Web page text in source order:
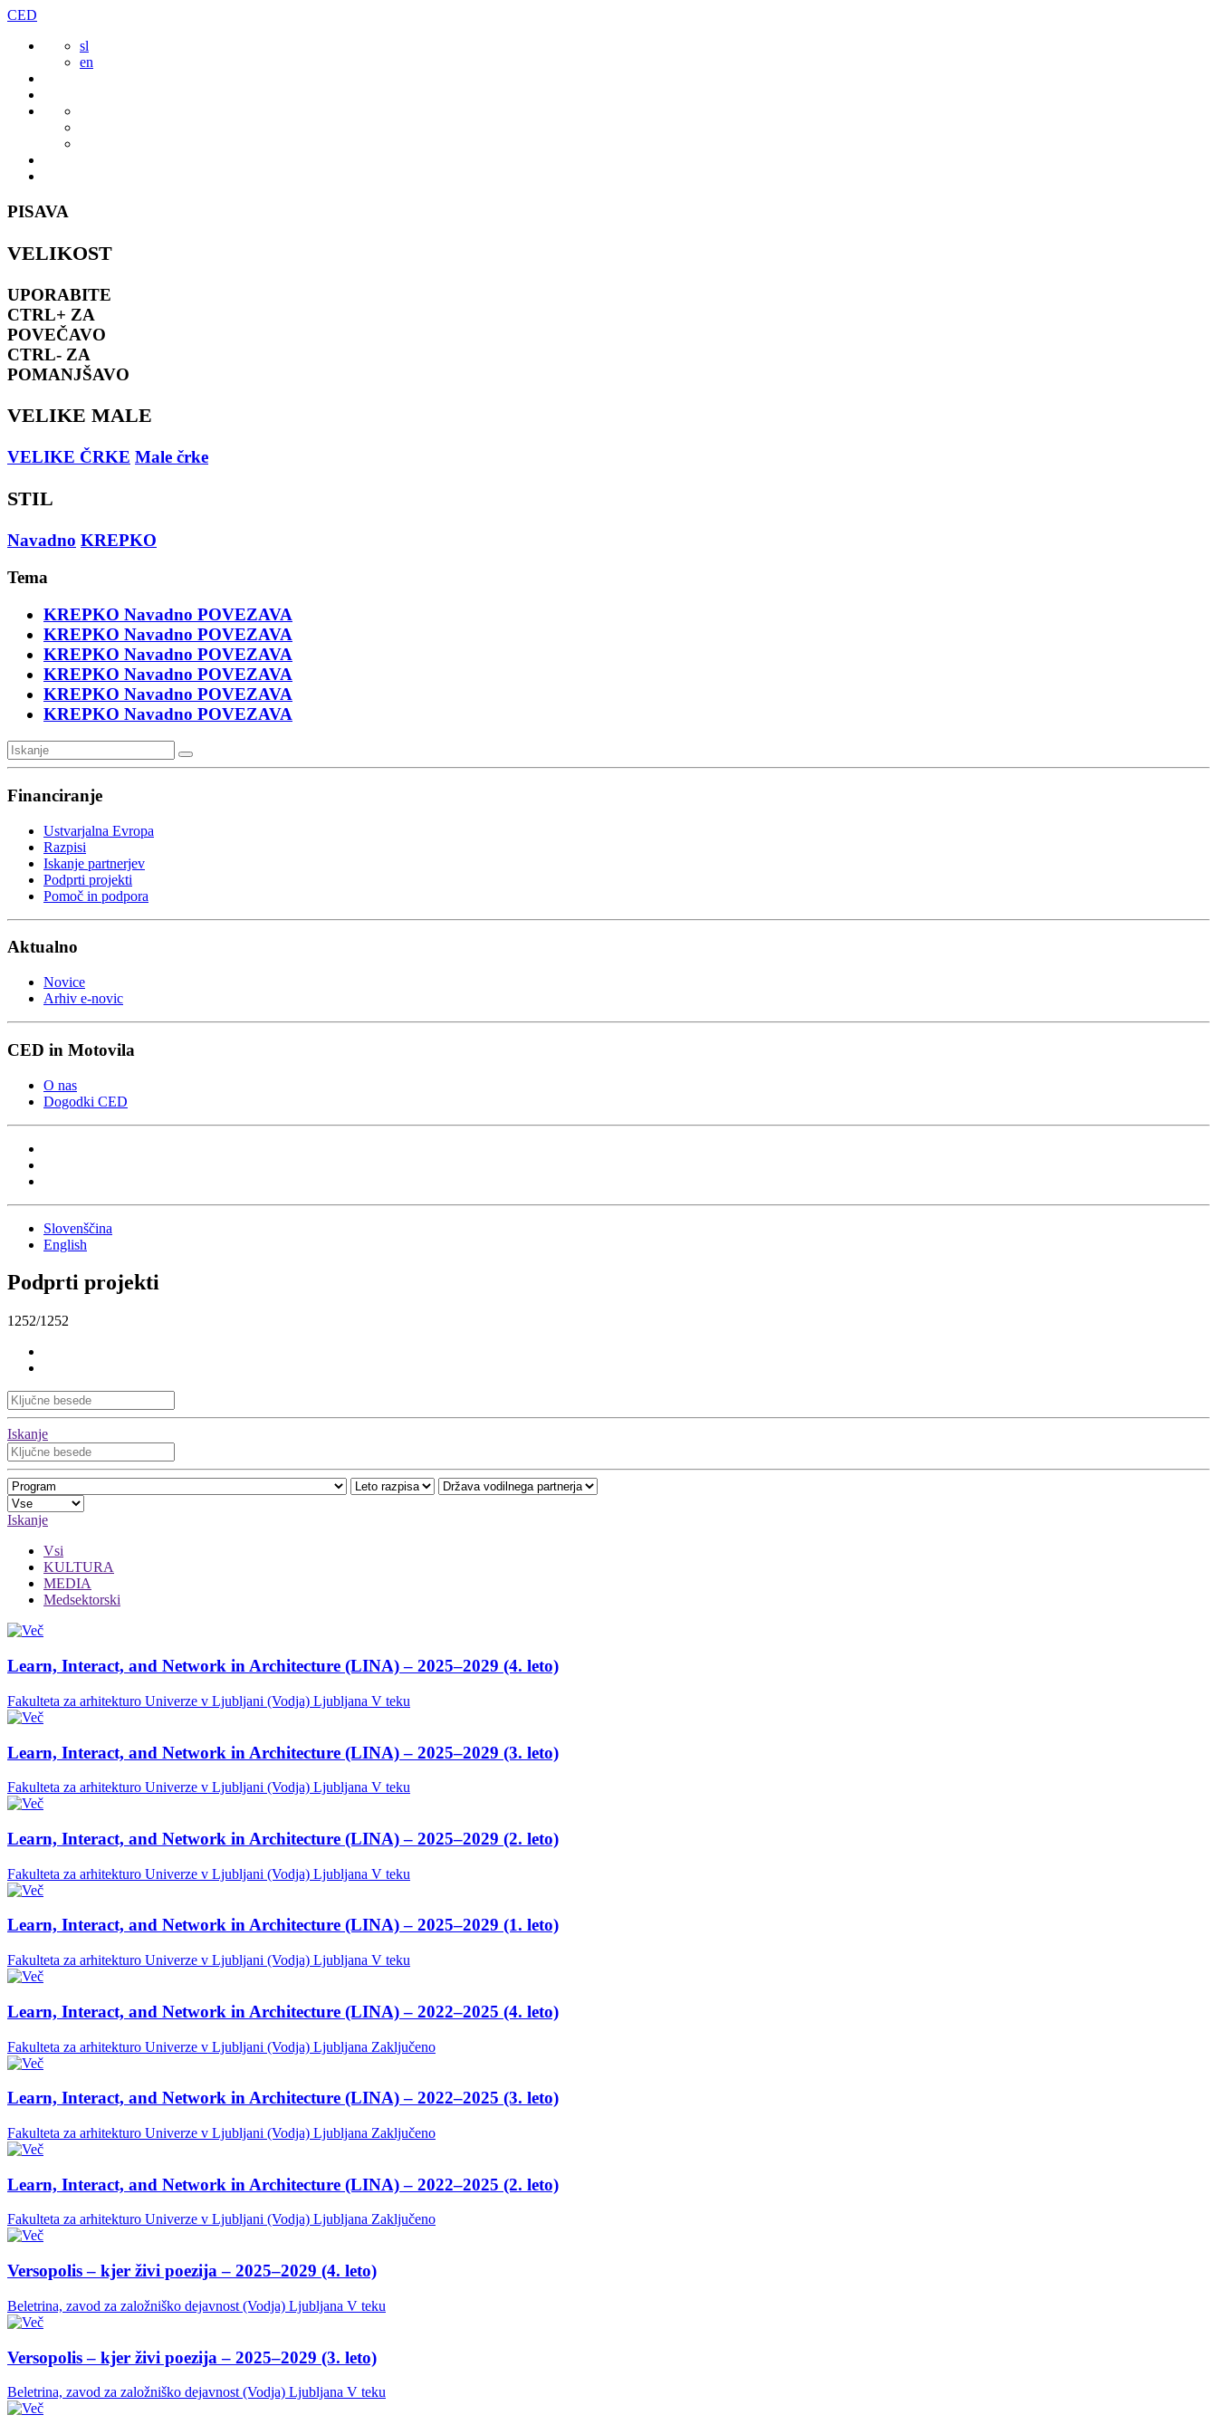
Preskoči
vsebine
CED
sl
en
PISAVA
VELIKOST
UPORABITE
CTRL+ ZA
POVEČAVO
CTRL- ZA
POMANJŠAVO
VELIKE MALE
VELIKE ČRKE Male črke
STIL
Navadno KREPKO
Tema
KREPKO Navadno POVEZAVA
KREPKO Navadno POVEZAVA
KREPKO Navadno POVEZAVA
KREPKO Navadno POVEZAVA
KREPKO Navadno POVEZAVA
KREPKO Navadno POVEZAVA
Financiranje
Ustvarjalna Evropa
Razpisi
Iskanje partnerjev
Podprti projekti
Pomoč in podpora
Aktualno
Novice
Arhiv e-novic
CED in Motovila
O nas
Dogodki CED
Slovenščina
English
Podprti projekti
1252/1252
Iskanje
Iskanje
Vsi
KULTURA
MEDIA
Medsektorski
Learn, Interact, and Network in Architecture (LINA) – 2025–2029 (4. leto)
Fakulteta za arhitekturo Univerze v Ljubljani (Vodja) Ljubljana V teku
Learn, Interact, and Network in Architecture (LINA) – 2025–2029 (3. leto)
Fakulteta za arhitekturo Univerze v Ljubljani (Vodja) Ljubljana V teku
Learn, Interact, and Network in Architecture (LINA) – 2025–2029 (2. leto)
Fakulteta za arhitekturo Univerze v Ljubljani (Vodja) Ljubljana V teku
Learn, Interact, and Network in Architecture (LINA) – 2025–2029 (1. leto)
Fakulteta za arhitekturo Univerze v Ljubljani (Vodja) Ljubljana V teku
Learn, Interact, and Network in Architecture (LINA) – 2022–2025 (4. leto)
Fakulteta za arhitekturo Univerze v Ljubljani (Vodja) Ljubljana Zaključeno
Learn, Interact, and Network in Architecture (LINA) – 2022–2025 (3. leto)
Fakulteta za arhitekturo Univerze v Ljubljani (Vodja) Ljubljana Zaključeno
Learn, Interact, and Network in Architecture (LINA) – 2022–2025 (2. leto)
Fakulteta za arhitekturo Univerze v Ljubljani (Vodja) Ljubljana Zaključeno
Versopolis – kjer živi poezija – 2025–2029 (4. leto)
Beletrina, zavod za založniško dejavnost (Vodja) Ljubljana V teku
Versopolis – kjer živi poezija – 2025–2029 (3. leto)
Beletrina, zavod za založniško dejavnost (Vodja) Ljubljana V teku